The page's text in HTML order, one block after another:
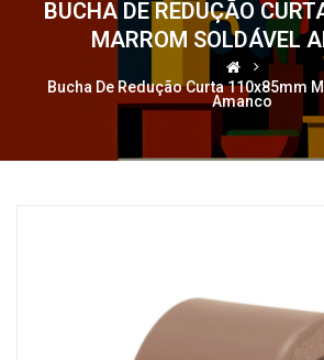
BUCHA DE REDUÇÃO
MARROM SOLDÁVEL
Bucha De Redução Curta 110x85mm
Amanco